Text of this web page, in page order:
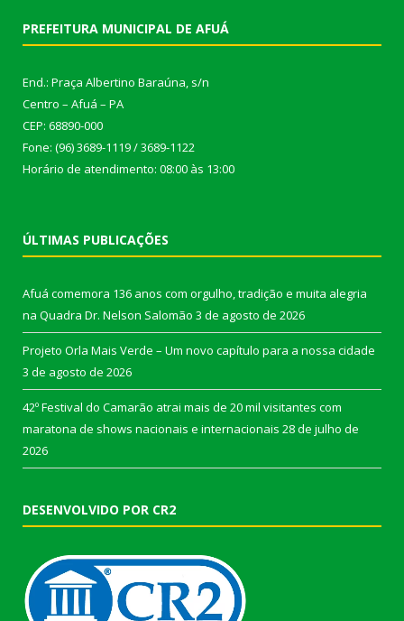
PREFEITURA MUNICIPAL DE AFUÁ
End.: Praça Albertino Baraúna, s/n
Centro – Afuá – PA
CEP: 68890-000
Fone: (96) 3689-1119 / 3689-1122
Horário de atendimento: 08:00 às 13:00
ÚLTIMAS PUBLICAÇÕES
Afuá comemora 136 anos com orgulho, tradição e muita alegria
na Quadra Dr. Nelson Salomão 3 de agosto de 2026
Projeto Orla Mais Verde – Um novo capítulo para a nossa cidade
3 de agosto de 2026
42º Festival do Camarão atrai mais de 20 mil visitantes com
maratona de shows nacionais e internacionais 28 de julho de
2026
DESENVOLVIDO POR CR2